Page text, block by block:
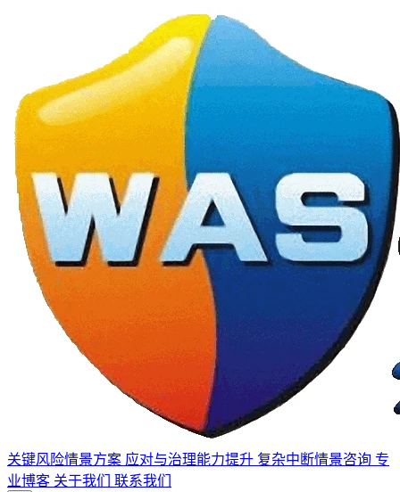
关键风险情景方案 应对与治理能力提升 复杂中断情景咨询 专
业博客 关于我们 联系我们